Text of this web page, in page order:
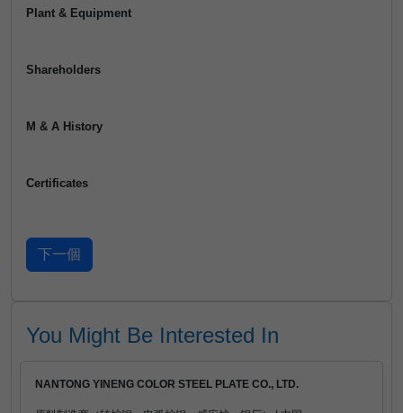
Plant & Equipment
Shareholders
M & A History
Certificates
You Might Be Interested In
NANTONG YINENG COLOR STEEL PLATE CO., LTD.